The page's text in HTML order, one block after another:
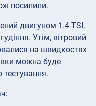
посилили.
двигуном 1.4 TSI,
Утім, вітровий
на швидкостях
можна буде
тестування.